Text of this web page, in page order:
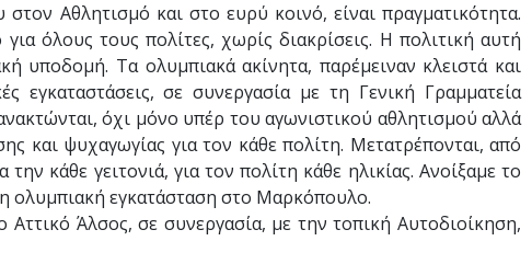
Αθλητισμό και στο ευρύ κοινό, είναι πραγματικότητα.
όλους τους πολίτες, χωρίς διακρίσεις. Η πολιτική αυτή
υποδομή. Τα ολυμπιακά ακίνητα, παρέμειναν κλειστά και
σε συνεργασία με τη Γενική Γραμματεία
όχι μόνο υπέρ του αγωνιστικού αθλητισμού αλλά
και ψυχαγωγίας για τον κάθε πολίτη. Μετατρέπονται, από
κάθε γειτονιά, για τον πολίτη κάθε ηλικίας. Ανοίξαμε το
ολυμπιακή εγκατάσταση στο Μαρκόπουλο.
Άλσος, σε συνεργασία, με την τοπική Αυτοδιοίκηση,